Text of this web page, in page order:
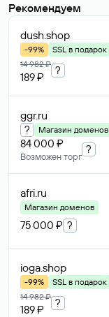
Рекомендуем
dush.shop
-99%
SSL в подарок
14 982 ₽
189 ₽
?
ggr.ru
? Магазин доменов
84 000 ₽
Возможен торг
?
afri.ru
Магазин доменов
75 000 ₽ ?
ioga.shop
-99%
SSL в подарок
14 982 ₽
189 ₽
?